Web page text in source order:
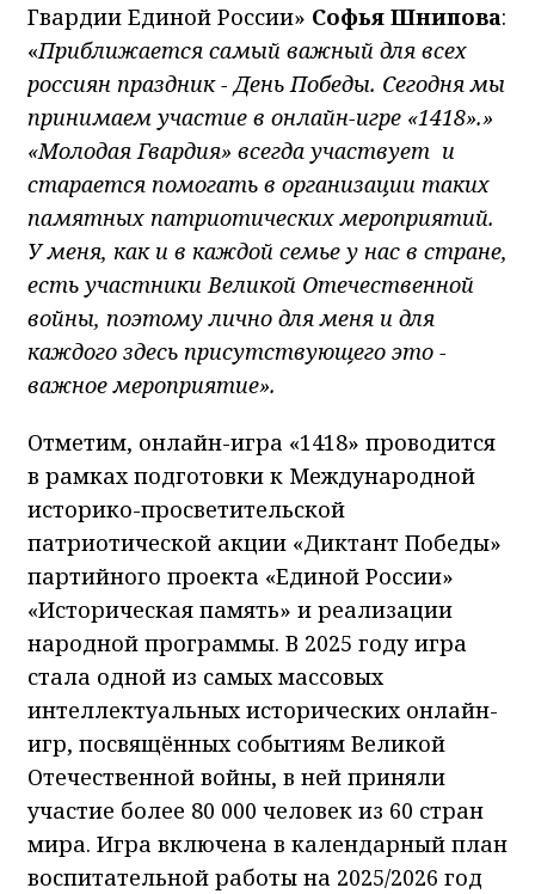
Гвардии Единой России» Софья Шнипова:
«Приближается самый важный для всех
россиян праздник - День Победы. Сегодня мы
принимаем участие в онлайн-игре «1418».»
«Молодая Гвардия» всегда участвует и
старается помогать в организации таких
памятных патриотических мероприятий.
У меня, как и в каждой семье у нас в стране,
есть участники Великой Отечественной
войны, поэтому лично для меня и для
каждого здесь присутствующего это -
важное мероприятие».
Отметим, онлайн-игра «1418» проводится
в рамках подготовки к Международной
историко-просветительской
патриотической акции «Диктант Победы»
партийного проекта «Единой России»
«Историческая память» и реализации
народной программы. В 2025 году игра
стала одной из самых массовых
интеллектуальных исторических онлайн-
игр, посвящённых событиям Великой
Отечественной войны, в ней приняли
участие более 80 000 человек из 60 стран
мира. Игра включена в календарный план
воспитательной работы на 2025/2026 год